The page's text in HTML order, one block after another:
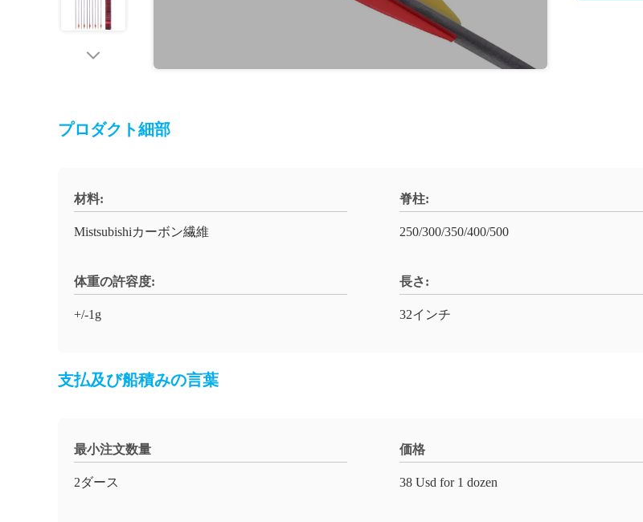
プロダクト細部
材料:
Mistsubishiカーボン繊維
脊柱:
250/300/350/400/500
体重の許容度:
+/-1g
長さ:
32インチ
支払及び船積みの言葉
最小注文数量
2ダース
価格
38 Usd for 1 dozen